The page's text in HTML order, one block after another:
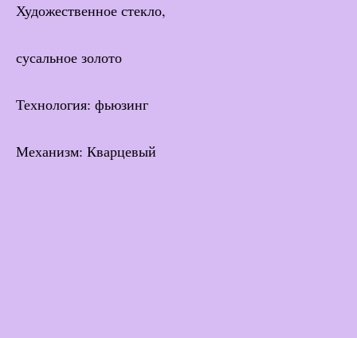
Художественное стекло,
сусальное золото
Технология: фьюзинг
Механизм: Кварцевый